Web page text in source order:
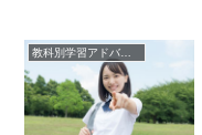
教科別学習アドバイス